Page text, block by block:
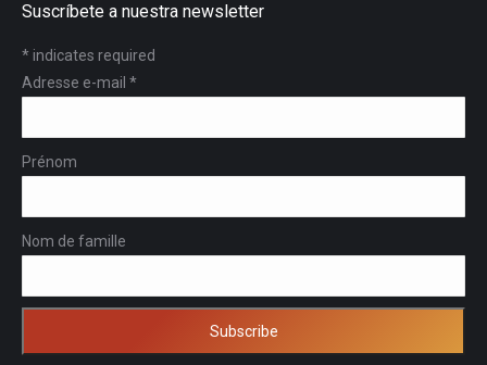
Suscríbete a nuestra newsletter
*indicates required
Adresse e-mail *
Prénom
Nom de famille